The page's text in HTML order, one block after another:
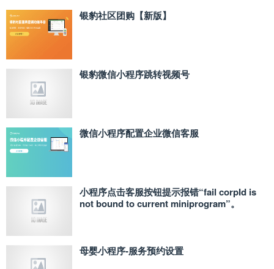
银豹社区团购【新版】
银豹微信小程序跳转视频号
微信小程序配置企业微信客服
小程序点击客服按钮提示报错“fail corpId is
not bound to current miniprogram”。
母婴小程序-服务预约设置